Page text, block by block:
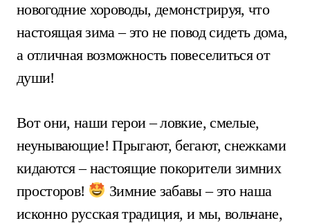
новогодние хороводы, демонстрируя, что
настоящая зима – это не повод сидеть дома,
а отличная возможность повеселиться от
души!
Вот они, наши герои – ловкие, смелые,
неунывающие! Прыгают, бегают, снежками
кидаются – настоящие покорители зимних
просторов!
Зимние забавы – это наша
исконно русская традиция, и мы, вольчане,